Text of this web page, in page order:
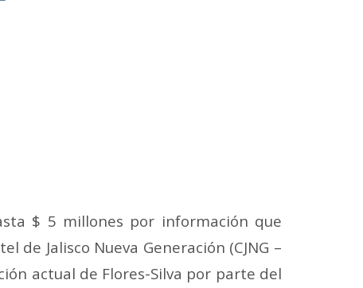
$ 5 millones por información que
Jalisco Nueva Generación (CJNG –
actual de Flores-Silva por parte del